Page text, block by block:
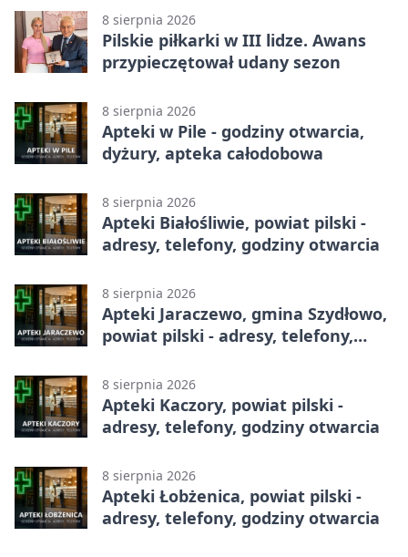
8 sierpnia 2026
Pilskie piłkarki w III lidze. Awans
przypieczętował udany sezon
8 sierpnia 2026
Apteki w Pile - godziny otwarcia,
dyżury, apteka całodobowa
8 sierpnia 2026
Apteki Białośliwie, powiat pilski -
adresy, telefony, godziny otwarcia
8 sierpnia 2026
Apteki Jaraczewo, gmina Szydłowo,
powiat pilski - adresy, telefony,
8 sierpnia 2026
Apteki Kaczory, powiat pilski -
adresy, telefony, godziny otwarcia
8 sierpnia 2026
Apteki Łobżenica, powiat pilski -
adresy, telefony, godziny otwarcia